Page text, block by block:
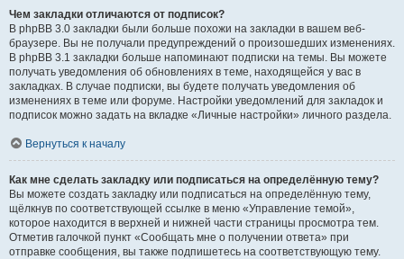
Чем закладки отличаются от подписок?
В phpBB 3.0 закладки были больше похожи на закладки в вашем веб-
браузере. Вы не получали предупреждений о произошедших изменениях.
В phpBB 3.1 закладки больше напоминают подписки на темы. Вы можете
получать уведомления об обновлениях в теме, находящейся у вас в
закладках. В случае подписки, вы будете получать уведомления об
изменениях в теме или форуме. Настройки уведомлений для закладок и
подписок можно задать на вкладке «Личные настройки» личного раздела.
Вернуться к началу
Как мне сделать закладку или подписаться на определённую тему?
Вы можете создать закладку или подписаться на определённую тему,
щёлкнув по соответствующей ссылке в меню «Управление темой»,
которое находится в верхней и нижней части страницы просмотра тем.
Отметив галочкой пункт «Сообщать мне о получении ответа» при
отправке сообщения, вы также подпишетесь на соответствующую тему.